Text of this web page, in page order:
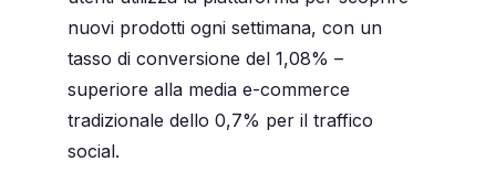
nuovi prodotti ogni settimana, con un
tasso di conversione del 1,08% –
superiore alla media e-commerce
tradizionale dello 0,7% per il traffico
social.